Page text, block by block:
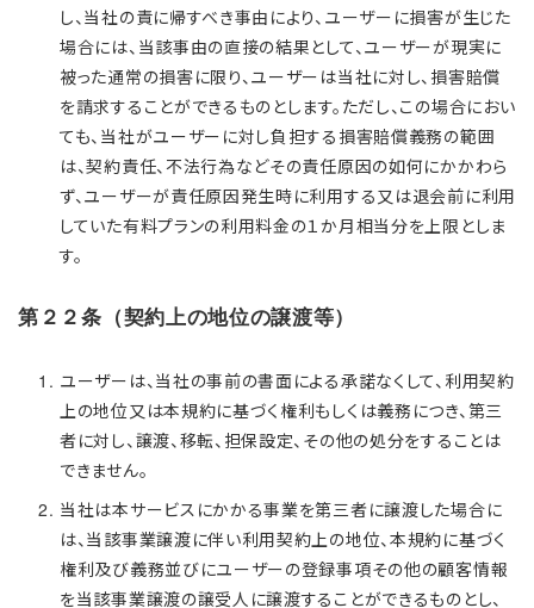
し、当社の責に帰すべき事由により、ユーザーに損害が生じた
場合には、当該事由の直接の結果として、ユーザーが現実に
被った通常の損害に限り、ユーザーは当社に対し、損害賠償
を請求することができるものとします。ただし、この場合におい
ても、当社がユーザーに対し負担する損害賠償義務の範囲
は、契約責任、不法行為などその責任原因の如何にかかわら
ず、ユーザーが責任原因発生時に利用する又は退会前に利用
していた有料プランの利用料金の１か月相当分を上限としま
す。
第２２条（契約上の地位の譲渡等）
ユーザーは、当社の事前の書面による承諾なくして、利用契約
上の地位又は本規約に基づく権利もしくは義務につき、第三
者に対し、譲渡、移転、担保設定、その他の処分をすることは
できません。
当社は本サービスにかかる事業を第三者に譲渡した場合に
は、当該事業譲渡に伴い利用契約上の地位、本規約に基づく
権利及び義務並びにユーザーの登録事項その他の顧客情報
を当該事業譲渡の譲受人に譲渡することができるものとし、